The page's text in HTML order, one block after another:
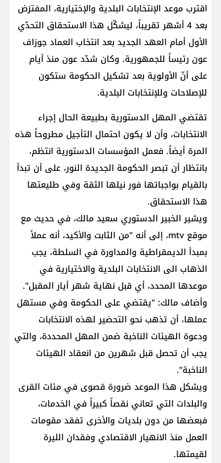
اقترب موعد الإنتخابات البلدية والإختيارية، المفترَض
بعد 4 أشهر تقريباً، ليشكّل هذا الاستحقاق التحدّي
الأول أمام العهد الجديد بعد انتخاب العماد جوزاف
عون رئيساً للجمهورية. وكان شدّد عون منذ أيام
على أنّ الأولوية بعد تشكيل الحكومة ستكون
للإصلاحات وللإنتخابات البلدية.
تقتضي المهل الدستورية بطبيعة الحال إجراء
الانتخابات، وأن لا يكون احتمال التأجيل مطروحاً هذه
المرة أيضاً. فعمل المؤسسات الدستورية انتظم،
بانتظار أن تبصر الحكومة الجديدة النور، على أن تبدأ
بالقيام بواجباتها فور نيلها الثقة وفي طليعتها
هذا الاستحقاق.
ويشير الخبير الدستوري سعيد مالك، في حديث مع
موقع mtv، إلى أنه "من الثابت والأكيد، أنه عملاً
بمبدأ الديمقراطية والمداورة في السلطة، يجب
الذهاب الى الانتخابات البلدية والاختيارية في
موعدها المحدد، أي قبل نهاية شهر أيار المقبل".
وأضاف مالك: "يقتضي على الحكومة وفي مستهل
عملها، أن تذهب نحو التحضير لهذه الانتخابات
ودعوة الهيئات الناخبة ضمن المهل المحددة، والتي
يجب أن تحصل قبل شهرين من انعقاد الهيئات
الناخبة".
ويشكل هذا الموعد ضرورة قصوى في مئات القرى
والبلدات التي تعاني نقصاً كبيراً في الخدمات،
فبعضها من دون بلديات والأخرى تفقد مقومات
العمل منذ الانهيار الاقتصادي وفقدان الليرة
لقيمتها.